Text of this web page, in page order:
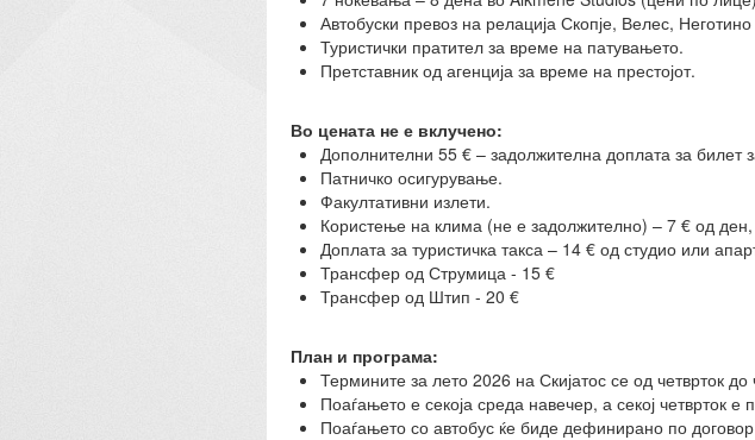
Автобуски превоз на релација Скопје, Велес, Неготино
Туристички пратител за време на патувањето.
Претставник од агенција за време на престојот.
Во цената не е вклучено:
Дополнителни 55 € – задолжителна доплата за билет
Патничко осигурување.
Факултативни излети.
Користење на клима (не е задолжително) – 7 € од
Доплата за туристичка такса – 14 € од студио или
Трансфер од Струмица - 15 €
Трансфер од Штип - 20 €
План и програма:
Термините за лето 2026 на Скијатос се од четврток до
Поаѓањето е секоја среда навечер, а секој четврток
Поаѓањето со автобус ќе биде дефинирано по договор